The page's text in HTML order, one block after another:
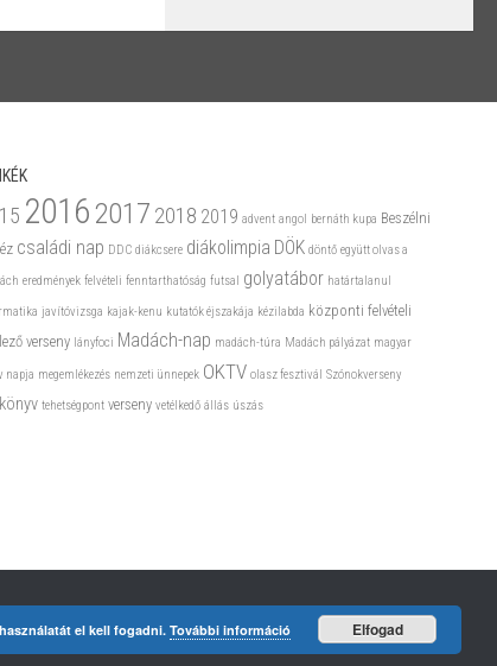
20162017 2018 2019 advent angol bernáth kupa Beszélni
családi nap DDC diákcsere diákolimpia DÖK döntő együtt olvas a
eredmények felvételi fenntarthatóság futsal golyatábor határtalanul
javítóvizsga kajak-kenu kutatók éjszakája kézilabda központi felvételi
verseny lányfoci Madách-nap madách-túra Madách pályázat magyar
napja megemlékezés nemzeti ünnepek OKTV olasz fesztivál Szónokverseny
tehetségpont verseny vetélkedő állás úszás
el kell fogadni. További információ Elfogad